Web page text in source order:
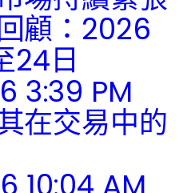
顧：2026
24日
3:39 PM
在交易中的